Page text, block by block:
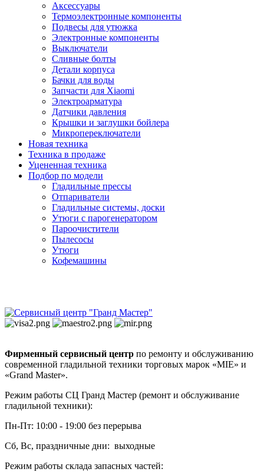
Аксессуары
Термоэлектронные компоненты
Подвесы для утюжка
Электронные компоненты
Выключатели
Сливные болты
Детали корпуса
Бачки для воды
Запчасти для Xiaomi
Электроарматура
Датчики давления
Крышки и заглушки бойлера
Микропереключатели
Новая техника
Техника в продаже
Уцененная техника
Подбор по модели
Гладильные прессы
Отпариватели
Гладильные системы, доски
Утюги с парогенератором
Пароочистители
Пылесосы
Утюги
Кофемашины
Фирменный сервисный центр по ремонту и обслуживанию
современной гладильной техники торговых марок «MIE» и
«Grand Master».
Режим работы СЦ Гранд Мастер (ремонт и обслуживание
гладильной техники):
Пн-Пт: 10:00 - 19:00 без перерыва
Сб, Вс, праздничные дни: выходные
Режим работы склада запасных частей: